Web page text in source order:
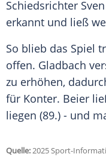
Schiedsrichter
erkannt und ließ
So blieb das Spiel
offen. Gladbach
zu erhöhen,
für Konter. Beier
liegen (89.) - und
Quelle:2025 Sport-